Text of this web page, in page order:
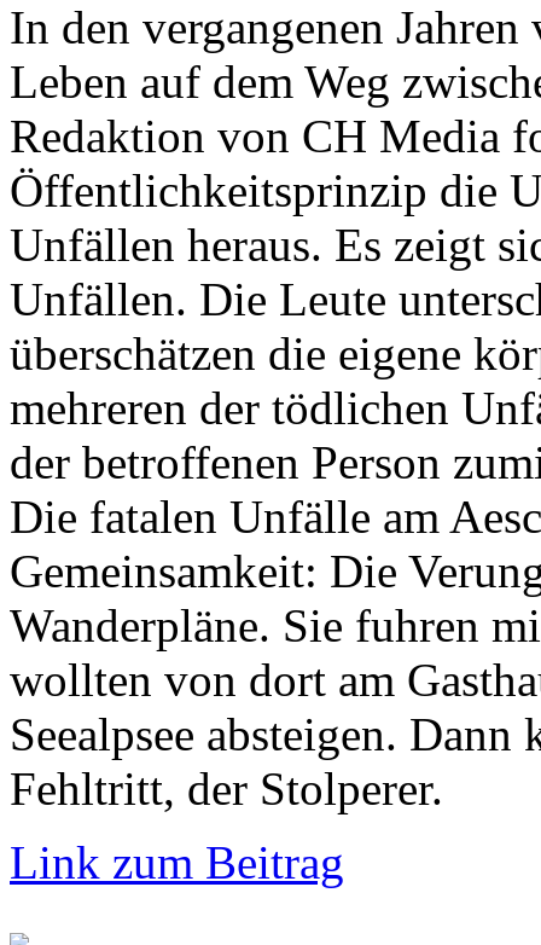
In den vergangenen
Leben auf dem Weg
Redaktion von CH Media
Öffentlichkeitsprinzip die
Unfällen heraus. Es zeigt
Unfällen. Die Leute
überschätzen die eigene
mehreren der tödlichen
der betroffenen Person
Die fatalen Unfälle am
Gemeinsamkeit: Die
Wanderpläne. Sie fuhren
wollten von dort am
Seealpsee absteigen.
Fehltritt, der Stolperer.
Link zum Beitrag